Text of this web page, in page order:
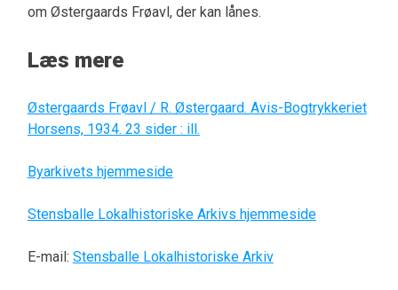
om Østergaards Frøavl, der kan lånes.
Læs mere
Østergaards Frøavl / R. Østergaard. Avis-Bogtrykkeriet
Horsens, 1934. 23 sider : ill.
Byarkivets hjemmeside
Stensballe Lokalhistoriske Arkivs hjemmeside
E-mail: Stensballe Lokalhistoriske Arkiv